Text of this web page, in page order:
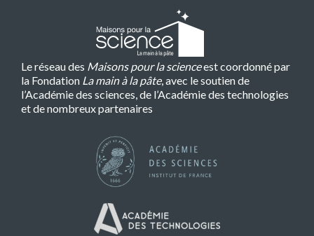
Le réseau des Maisons pour la scienceest coordonné par
la Fondation La main à la pâte, avec le soutien de
l’Académie des sciences, de l’Académie des technologies
et de nombreux partenaires